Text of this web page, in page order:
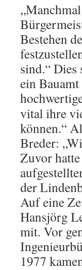
Bestehen
sind.“ Dies
ein
vital ihre
können.“
Breder:
Zuvor
der
Auf eine
Hansjörg
mit. Vor
1977